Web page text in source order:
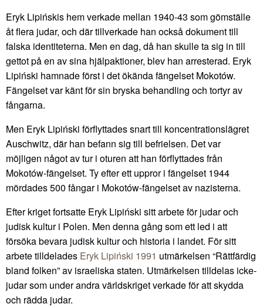
Eryk Lipińskis hem verkade mellan 1940-43 som gömställe
åt flera judar, och där tillverkade han också dokument till
falska identiteterna. Men en dag, då han skulle ta sig in till
gettot på en av sina hjälpaktioner, blev han arresterad. Eryk
Lipiński hamnade först i det ökända fängelset Mokotów.
Fängelset var känt för sin bryska behandling och tortyr av
fångarna.
Men Eryk Lipiński förflyttades snart till koncentrationslägret
Auschwitz, där han befann sig till befrielsen. Det var
möjligen något av tur i oturen att han förflyttades från
Mokotów-fängelset. Ty efter ett uppror i fängelset 1944
mördades 500 fångar i Mokotów-fängelset av nazisterna.
Efter kriget fortsatte Eryk Lipiński sitt arbete för judar och
judisk kultur i Polen. Men denna gång som ett led i att
försöka bevara judisk kultur och historia i landet. För sitt
arbete tilldelades Eryk Lipiński 1991 utmärkelsen “Rättfärdig
bland folken” av israeliska staten. Utmärkelsen tilldelas icke-
judar som under andra världskriget verkade för att skydda
och rädda judar.